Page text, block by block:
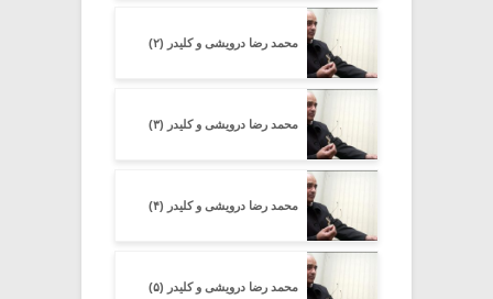
محمد رضا درویشی و کلیدر (۲)
محمد رضا درویشی و کلیدر (۳)
محمد رضا درویشی و کلیدر (۴)
محمد رضا درویشی و کلیدر (۵)